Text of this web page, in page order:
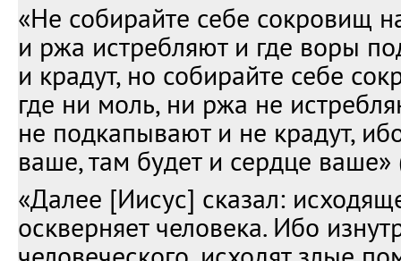
«Не собирайте себе сокровищ
и ржа истребляют и где воры
и крадут, но собирайте себе
где ни моль, ни ржа не
не подкапывают и не крадут,
ваше, там будет и сердце
«Далее [Иисус] сказал:
оскверняет человека. Ибо